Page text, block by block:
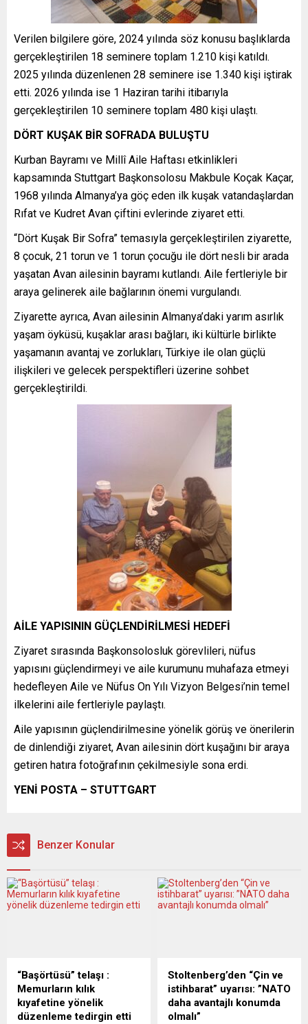
Verilen bilgilere göre, 2024 yılında söz konusu başlıklarda
gerçekleştirilen 18 seminere toplam 1.210 kişi katıldı.
2025 yılında düzenlenen 28 seminere ise 1.340 kişi iştirak
etti. 2026 yılında ise 1 Haziran tarihi itibarıyla
gerçekleştirilen 10 seminere toplam 480 kişi ulaştı.
DÖRT KUŞAK BİR SOFRADA BULUŞTU
Kurban Bayramı ve Millî Aile Haftası etkinlikleri
kapsamında Stuttgart Başkonsolosu Makbule Koçak Kaçar,
1968 yılında Almanya’ya göç eden ilk kuşak vatandaşlardan
Rıfat ve Kudret Avan çiftini evlerinde ziyaret etti.
“Dört Kuşak Bir Sofra” temasıyla gerçekleştirilen ziyarette,
8 çocuk, 21 torun ve 1 torun çocuğu ile dört nesli bir arada
yaşatan Avan ailesinin bayramı kutlandı. Aile fertleriyle bir
araya gelinerek aile bağlarının önemi vurgulandı.
Ziyarette ayrıca, Avan ailesinin Almanya’daki yarım asırlık
yaşam öyküsü, kuşaklar arası bağları, iki kültürle birlikte
yaşamanın avantaj ve zorlukları, Türkiye ile olan güçlü
ilişkileri ve gelecek perspektifleri üzerine sohbet
gerçekleştirildi.
AİLE YAPISININ GÜÇLENDİRİLMESİ HEDEFİ
Ziyaret sırasında Başkonsolosluk görevlileri, nüfus
yapısını güçlendirmeyi ve aile kurumunu muhafaza etmeyi
hedefleyen Aile ve Nüfus On Yılı Vizyon Belgesi’nin temel
ilkelerini aile fertleriyle paylaştı.
Aile yapısının güçlendirilmesine yönelik görüş ve önerilerin
de dinlendiği ziyaret, Avan ailesinin dört kuşağını bir araya
getiren hatıra fotoğrafının çekilmesiyle sona erdi.
YENİ POSTA – STUTTGART
Benzer Konular
“Başörtüsü” telaşı :
Memurların kılık
kıyafetine yönelik
düzenleme tedirgin etti
Stoltenberg’den “Çin ve
istihbarat” uyarısı: ”NATO
daha avantajlı konumda
olmalı”